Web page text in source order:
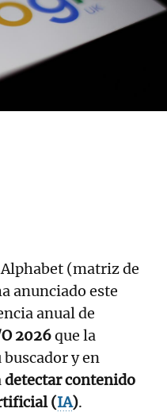
(matriz de
anunciado este
anual de
2026que la
y en
detectar contenido
(IA).